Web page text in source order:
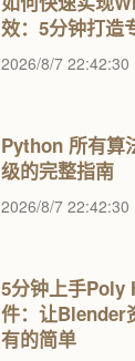
效：5分钟打造
2026/8/7 22:42:30
Python 所有算
级的完整指南
2026/8/7 22:42:30
5分钟上手Poly
件：让Blender
有的简单